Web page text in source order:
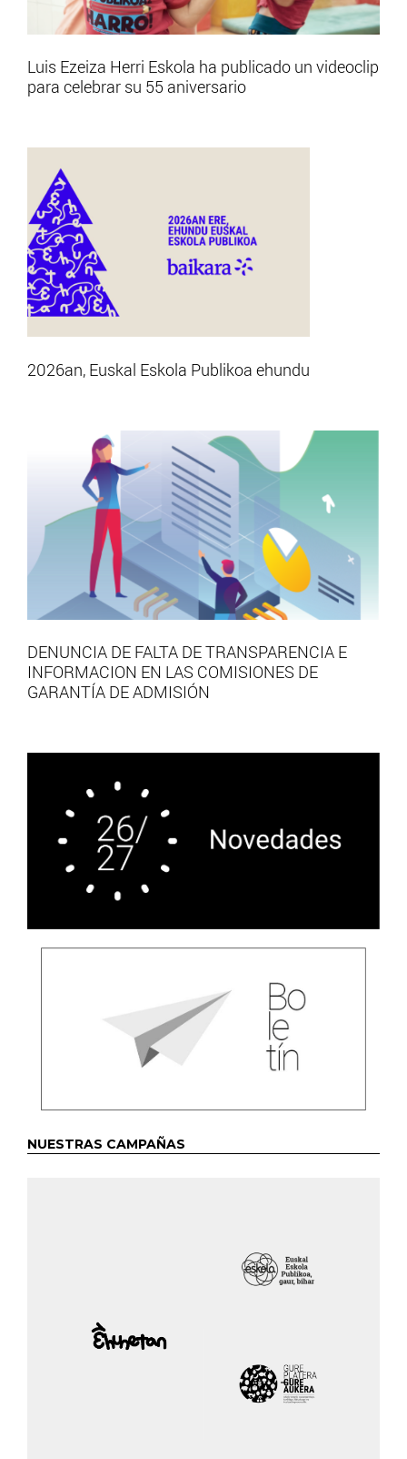
Luis Ezeiza Herri Eskola ha publicado un videoclip
para celebrar su 55 aniversario
2026an, Euskal Eskola Publikoa ehundu
DENUNCIA DE FALTA DE TRANSPARENCIA E
INFORMACION EN LAS COMISIONES DE
GARANTÍA DE ADMISIÓN
NUESTRAS CAMPAÑAS